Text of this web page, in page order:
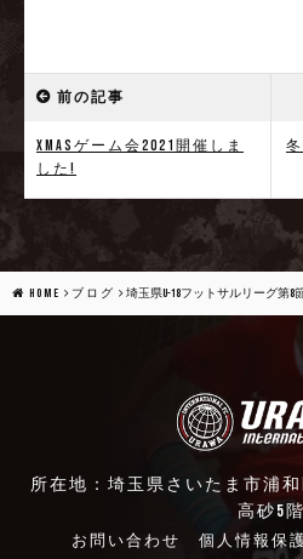
前の記事
Xmasゲーム会2021開催しま
した!
HOME ブログ 埼玉県U-18フットサルリーグ第8
所在地：埼玉県さいたま市浦
高砂5
お問い合わせ 個人情報保